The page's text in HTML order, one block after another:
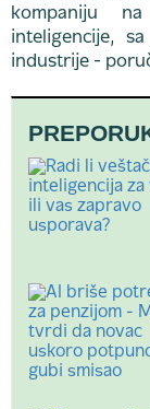
kompaniju
inteligencije,
industrije -